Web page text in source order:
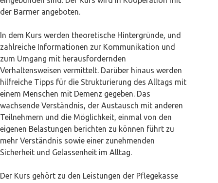
der Barmer angeboten.
In dem Kurs werden theoretische Hintergründe, und
zahlreiche Informationen zur Kommunikation und
zum Umgang mit herausfordernden
Verhaltensweisen vermittelt. Darüber hinaus werden
hilfreiche Tipps für die Strukturierung des Alltags mit
einem Menschen mit Demenz gegeben. Das
wachsende Verständnis, der Austausch mit anderen
Teilnehmern und die Möglichkeit, einmal von den
eigenen Belastungen berichten zu können führt zu
mehr Verständnis sowie einer zunehmenden
Sicherheit und Gelassenheit im Alltag.
Der Kurs gehört zu den Leistungen der Pflegekasse